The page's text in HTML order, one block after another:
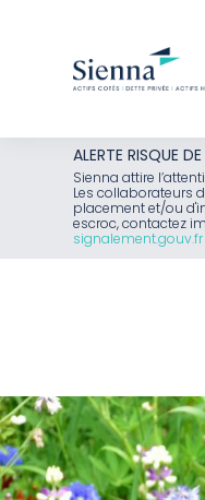
contenu
ALERTE RISQUE
Sienna attire
Les collaborateurs
placement et/ou
escroc, contactez
signalement.gouv.fr